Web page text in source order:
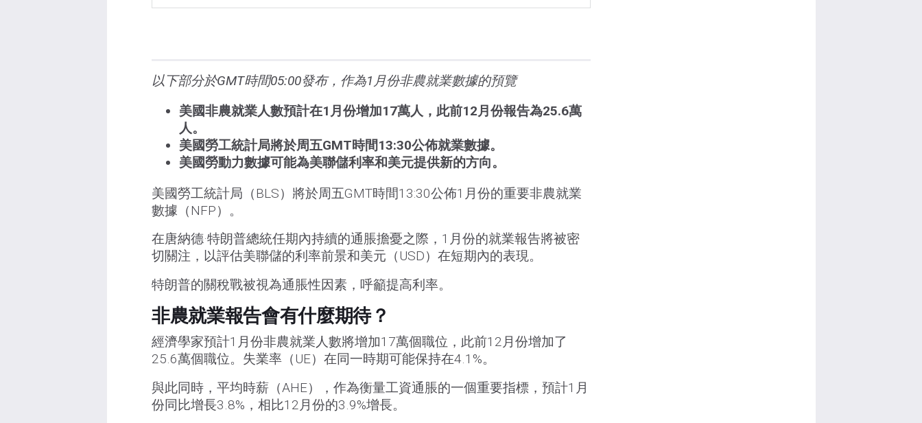
以下部分於GMT時間05:00發布，作為1月份非農就業數據的預覽
美國非農就業人數預計在1月份增加17萬人，此前12月份報告為25.6萬
人。
美國勞工統計局將於周五GMT時間13:30公佈就業數據。
美國勞動力數據可能為美聯儲利率和美元提供新的方向。
美國勞工統計局（BLS）將於周五GMT時間13:30公佈1月份的重要非農就業
數據（NFP）。
在唐納德·特朗普總統任期內持續的通脹擔憂之際，1月份的就業報告將被密
切關注，以評估美聯儲的利率前景和美元（USD）在短期內的表現。
特朗普的關稅戰被視為通脹性因素，呼籲提高利率。
非農就業報告會有什麼期待？
經濟學家預計1月份非農就業人數將增加17萬個職位，此前12月份增加了
25.6萬個職位。失業率（UE）在同一時期可能保持在4.1%。
與此同時，平均時薪（AHE），作為衡量工資通脹的一個重要指標，預計1月
份同比增長3.8%，相比12月份的3.9%增長。